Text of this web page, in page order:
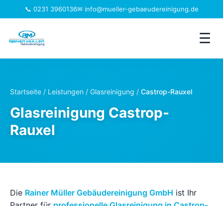
📞 0231 3960136✉ info@mueller-gebaeudereinigung.de
☰
Jobs
Startseite / Leistungen / Glasreinigung / Castrop-Rauxel
Glasreinigung Castrop-
Rauxel
Die Rainer Müller Gebäudereinigung GmbH ist Ihr